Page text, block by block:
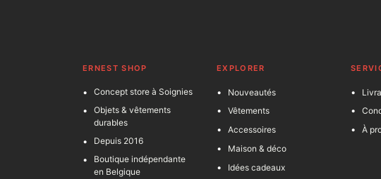
ERNEST SHOP
Concept store à Soignies
Objets & vêtements
durables
Depuis 2016
Boutique indépendante
en Belgique
EXPLORER
Nouveautés
Vêtements
Accessoires
Maison & déco
Idées cadeaux
À